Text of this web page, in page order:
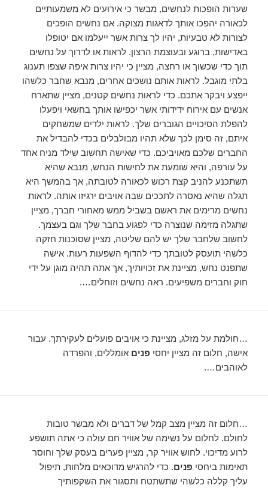
שערות הופכות לנחשים, מבשר כי אירועים לא משמעותיים
לכאורה יהפכו אותך לדאגות מצוקה. אם נחשים הופכים
לצורות לא טבעיות, יהיו לך צרות אשר ייעלמו אם יטופלו
באדישות, ברוגע ובעוצמת הרצון. לראות או לדרוך על נחשים
תוך כדי שכשוך או רחצה, מציין כי יהיו צרות איפה שצפו תענוג
בלתי מוגבל. לראות אותם נושכים אחרים, מנבא שחבר כלשהו
ייפצע ויבקר אתכם. כדי לראות נחשים קטנים, מציין שתארח
אנשים עם אירוח ידידותי אשר יכפישו אותך בחשאי ויפעלו
להפלת הסיכויים הגוברים שלך. לראות ילדים שמשחקים
איתם, זה סימן לכך שלא תהיו מבולבלים בכדי להבדיל את
החברים שלכם מאויביכם. כדי שאישה תחשוב שילד מניח אחד
על עורפה, והיא שומעת את לחישות הנחש, מנבא שהיא
תשתכנע להניב קצת רכוש לכאורה לטובתה, אך בהמשך היא
תגלה שהיא נאסרה לתככים שבה אויבים ירגיזו אותה. לראות
נחשים מרימים את ראשם בשביל ממש מאחורי חברך, מציין
שתגלה מזימה שנוצרה כדי לפגוע בחבר שלך וגם בעצמך.
לחשוב שלחבר שלך יש להם שליטה, מציין שסוכנות חזקה
כלשהי תועסק לטובתך כדי להדוף השפעות רעות. אישה
שתפנט נחש, מציינת את זכויותיך, אך אתה תהיה מוגן על ידי
חוק וחברים משפיעים. ראה נחשים וזוחלים….
…חולמת על מזלג, מציינת כי אויבים פועלים לעקירתך. עבור
אישה, חלום זה מציין יחסי פנים אומללים, והפרדה
לאוהבים….
…חלום זה מציין מצב קמל של דברים ולא מבשר טובות
לחולם. לחלום על נשימה של אוויר חם עולה כי אתה תושפע
לרוע מדיכוי. לחוש אוויר קר, מציין פערים בעסק שלך וחוסר
תאימות ביחסי פנים. כדי להרגיש מדוכאים מלחות, תיפול
עליך קללה כלשהי שתשתטח ותסגור את השקפותיך